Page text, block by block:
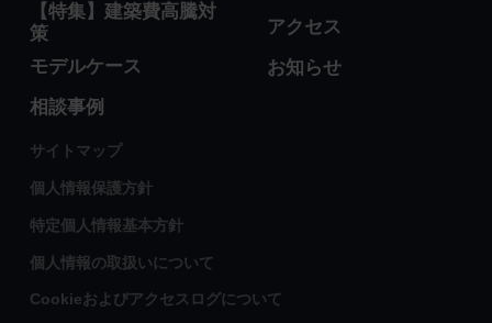
【特集】建築費高騰対
策
モデルケース
相談事例
アクセス
お知らせ
サイトマップ
個人情報保護方針
特定個人情報基本方針
個人情報の取扱いについて
Cookieおよびアクセスログについて